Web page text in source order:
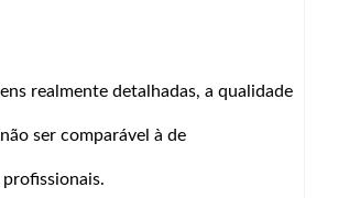
realmente detalhadas, a qualidade
ser comparável à de